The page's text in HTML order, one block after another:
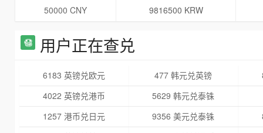
50000 CNY
9816500 KRW
用户正在查兑
6183 英镑兑欧元 477 韩元兑英镑
4022 英镑兑港币
5629 韩元兑泰铢
1257 港币兑日元
9356 美元兑泰铢